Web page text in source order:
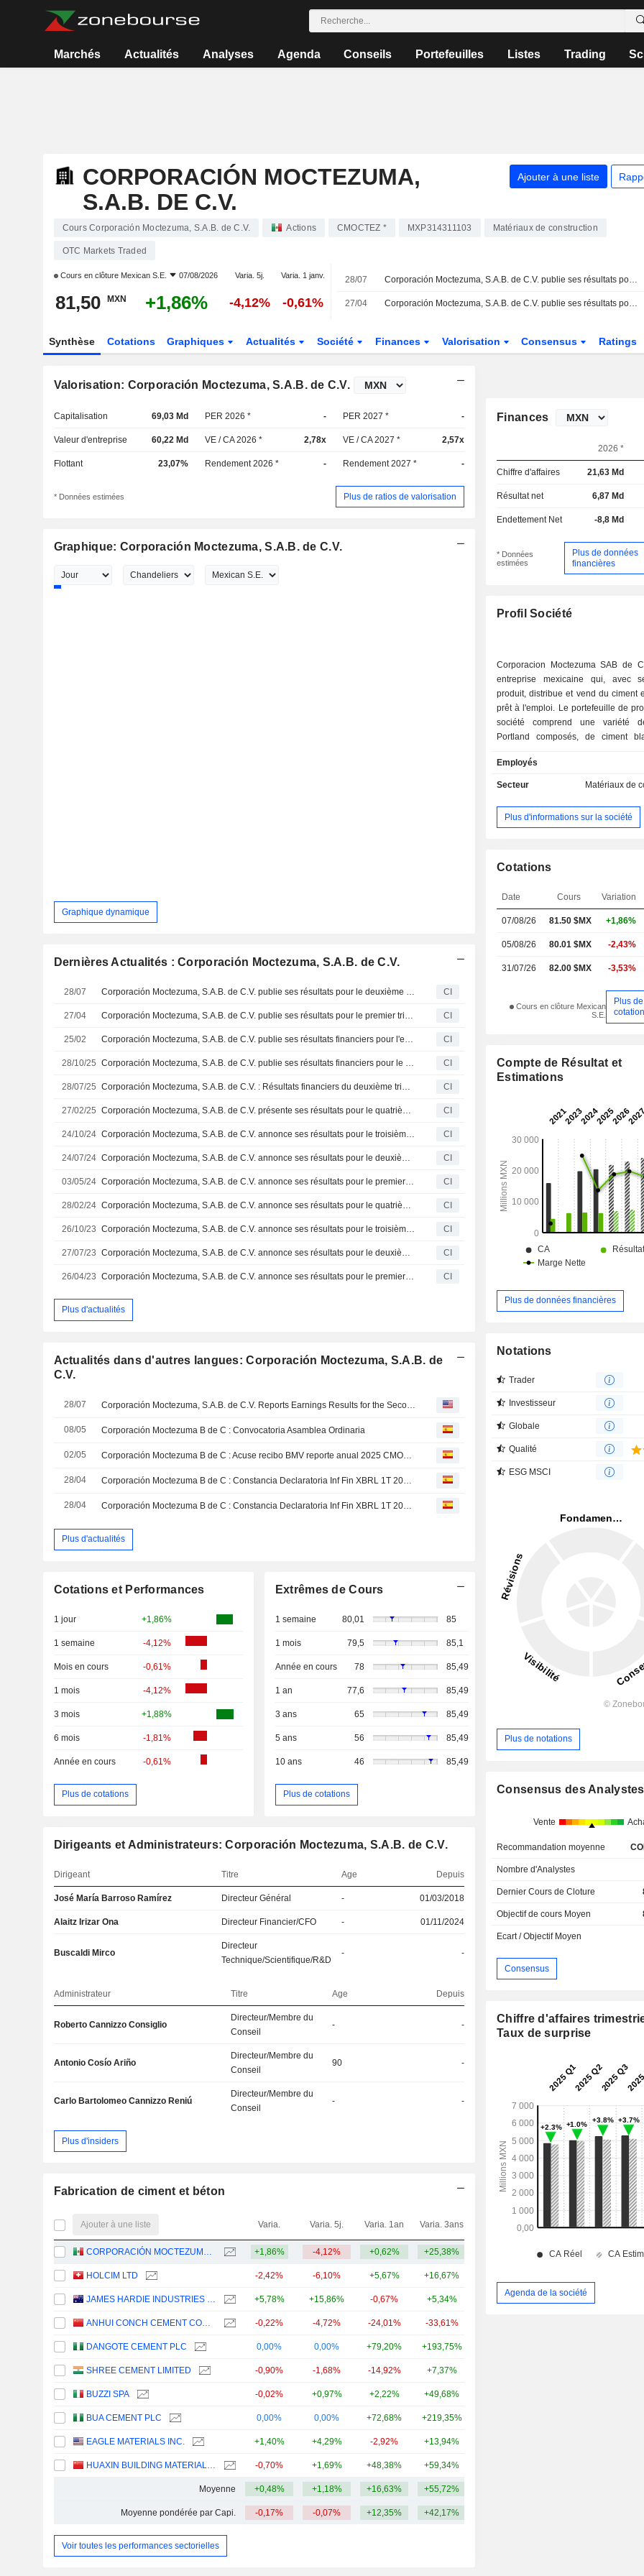
Marchés Actualités Analyses Agenda Conseils Portefeuilles Listes Trading
CORPORACIÓN MOCTEZUMA,
S.A.B. DE C.V.
Ajouter à une liste
Cours Corporación Moctezuma, S.A.B. de C.V. Actions CMOCTEZ * MXP314311103 Matériaux de construction
OTC Markets Traded
Cours en clôture Mexican S.E. 07/08/2026 Varia. 5j. Varia. 1 janv.
81,50 MXN +1,86% -4,12% -0,61%
28/07 Corporación Moctezuma, S.A.B. de C.V. publie ses résultats pour le deuxième trimestre et le premier semestre clos le 30 juin 2026
27/04 Corporación Moctezuma, S.A.B. de C.V. publie ses résultats pour le premier trimestre clos le 31 mars 2026
Synthèse Cotations Graphiques Actualités Société Finances Valorisation Consensus Ratings
Valorisation: Corporación Moctezuma, S.A.B. de C.V.
Capitalisation 69,03 Md PER 2026 * - PER 2027 * -
Valeur d'entreprise 60,22 Md VE / CA 2026 * 2,78x VE / CA 2027 * 2,57x
Flottant 23,07% Rendement 2026 * - Rendement 2027 * -
* Données estimées Plus de ratios de valorisation
Graphique: Corporación Moctezuma, S.A.B. de C.V.
Graphique dynamique
Dernières Actualités : Corporación Moctezuma, S.A.B. de C.V.
28/07 Corporación Moctezuma, S.A.B. de C.V. publie ses résultats pour le deuxième trimestre et le premier semestre clos le 30 juin 2026 CI
27/04 Corporación Moctezuma, S.A.B. de C.V. publie ses résultats pour le premier trimestre clos le 31 mars 2026 CI
25/02 Corporación Moctezuma, S.A.B. de C.V. publie ses résultats financiers pour l'exercice clos le 31 décembre 2025 CI
28/10/25 Corporación Moctezuma, S.A.B. de C.V. publie ses résultats financiers pour le troisième trimestre et les neuf premiers mois clos le 30 septembre 2025 CI
28/07/25 Corporación Moctezuma, S.A.B. de C.V. : Résultats financiers du deuxième trimestre et du premier semestre clos au 30 juin 2025 CI
27/02/25 Corporación Moctezuma, S.A.B. de C.V. présente ses résultats pour le quatrième trimestre et l'exercice complet clos le 31 décembre 2024. CI
24/10/24 Corporación Moctezuma, S.A.B. de C.V. annonce ses résultats pour le troisième trimestre et les neuf mois se terminant le 30 septembre 2024 CI
24/07/24 Corporación Moctezuma, S.A.B. de C.V. annonce ses résultats pour le deuxième trimestre et le semestre clos le 30 juin 2024 CI
03/05/24 Corporación Moctezuma, S.A.B. de C.V. annonce ses résultats pour le premier trimestre clos le 31 mars 2024 CI
28/02/24 Corporación Moctezuma, S.A.B. de C.V. annonce ses résultats pour le quatrième trimestre et l'exercice clos le 31 décembre 2023 CI
26/10/23 Corporación Moctezuma, S.A.B. de C.V. annonce ses résultats pour le troisième trimestre et les neuf mois se terminant le 30 septembre 2023 CI
27/07/23 Corporación Moctezuma, S.A.B. de C.V. annonce ses résultats pour le deuxième trimestre et le semestre clos le 30 juin 2023 CI
26/04/23 Corporación Moctezuma, S.A.B. de C.V. annonce ses résultats pour le premier trimestre clos le 31 mars 2023 CI
Plus d'actualités
Actualités dans d'autres langues: Corporación Moctezuma, S.A.B. de
C.V.
28/07
08/05 Corporación Moctezuma B de C : Convocatoria Asamblea Ordinaria
02/05
28/04
28/04
Plus d'actualités
Cotations et Performances
1 jour +1,86%
1 semaine -4,12%
Mois en cours -0,61%
1 mois -4,12%
3 mois +1,88%
6 mois -1,81%
Année en cours -0,61%
Plus de cotations
Extrêmes de Cours
1 semaine 80,01 85
1 mois 79,5 85,1
Année en cours 78 85,49
1 an 77,6 85,49
3 ans 65 85,49
5 ans 56 85,49
10 ans 46 85,49
Plus de cotations
Dirigeants et Administrateurs: Corporación Moctezuma, S.A.B. de C.V.
Dirigeant Titre Age Depuis
José María Barroso Ramírez Directeur Général - 01/03/2018
Alaitz Irizar Ona Directeur Financier/CFO - 01/11/2024
Buscaldi Mirco
Directeur
Technique/Scientifique/R&D
- -
Administrateur Titre Age Depuis
Roberto Cannizzo Consiglio
Directeur/Membre du
Conseil
- -
Antonio Cosío Ariño
Directeur/Membre du
Conseil
90 -
Carlo Bartolomeo Cannizzo Reniú
Directeur/Membre du
Conseil
- -
Plus d'insiders
Fabrication de ciment et béton
Ajouter à une liste Varia. Varia. 5j. Varia. 1an Varia. 3ans Capi.($)
CORPORACIÓN MOCTEZUMA, S.A.B. DE C.V. +1,86% -4,12% +0,62% +25,38%
HOLCIM LTD -2,42% -6,10% +5,67% +16,67%
JAMES HARDIE INDUSTRIES PLC +5,78% +15,86% -0,67% +5,34% 16,67 Md
ANHUI CONCH CEMENT COMPANY LIMITED -0,22% -4,72% -24,01% -33,61%
DANGOTE CEMENT PLC 0,00% 0,00% +79,20% +193,75%
SHREE CEMENT LIMITED -0,90% -1,68% -14,92% +7,37%
BUZZI SPA -0,02% +0,97% +2,22% +49,68%
BUA CEMENT PLC 0,00% 0,00% +72,68% +219,35%
EAGLE MATERIALS INC. +1,40% +4,29% -2,92% +13,94%
HUAXIN BUILDING MATERIALS GROUP CO., LTD. -0,70% +1,69% +48,38% +59,34%
Moyenne +0,48% +1,18% +16,63% +55,72%
Moyenne pondérée par Capi. -0,17% -0,07% +12,35% +42,17%
Voir toutes les performances sectorielles
Finances
2026 *
Chiffre d'affaires 21,63 Md
Résultat net 6,87 Md
Endettement Net -8,8 Md
* Données
estimées
Plus de données
financières
Profil Société
Corporacion Moctezuma SAB de
entreprise mexicaine qui, avec
produit, distribue et vend du ciment
prêt à l'emploi. Le portefeuille de
société comprend une variété
Portland composés, de ciment
antibactériens, marins, à haute
architecturaux et légers, entre
services de soutien tels que
technique, le pompage du béton et
Employés
Secteur Matériaux de
Plus d'informations sur la société
Cotations
Date Cours Variation
07/08/26 81.50 $MX +1,86%
05/08/26 80.01 $MX -2,43%
31/07/26 82.00 $MX -3,53%
Cours en clôture Mexican
S.E.
Plus de
Compte de Résultat et
Estimations
Plus de données financières
Notations
Trader
Investisseur
Globale
Qualité
ESG MSCI
Plus de notations
Consensus des Analystes
Vente
Recommandation moyenne
Nombre d'Analystes
Dernier Cours de Cloture
Objectif de cours Moyen
Ecart / Objectif Moyen
Consensus
Chiffre d'affaires
Taux de surprise
Agenda de la société